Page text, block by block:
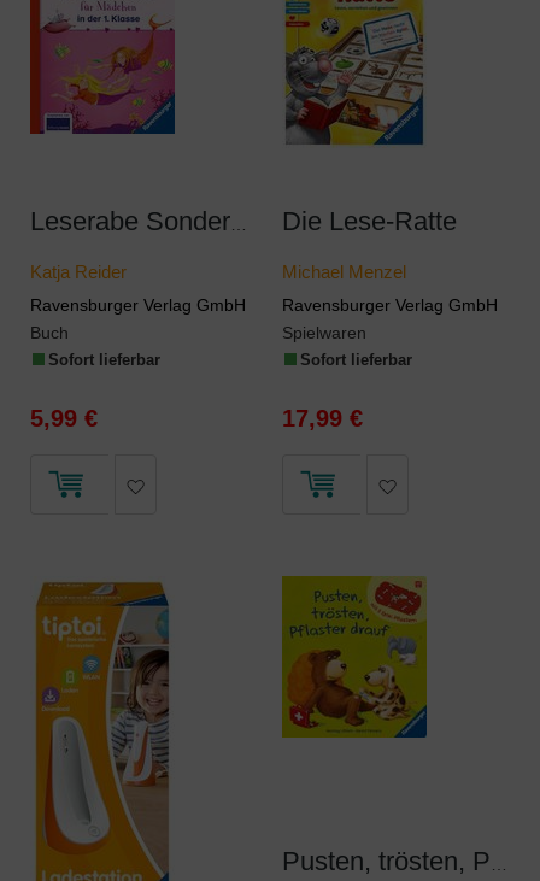
Katja Reider
Ravensburger Verlag GmbH
Buch
Sofort lieferbar
5,99 €
Die Lese-Ratte
Michael Menzel
Ravensburger Verlag GmbH
Spielwaren
Sofort lieferbar
17,99 €